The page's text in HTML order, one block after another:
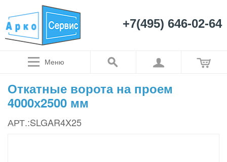
+7(495) 646-02-64
Меню
Откатные ворота на проем
4000х2500 мм
АРТ.:SLGAR4X25